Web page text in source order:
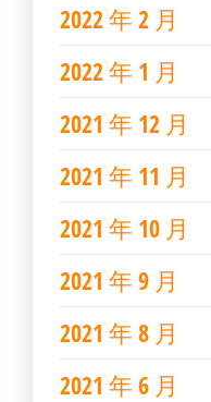
2022 年 2 月
2022 年 1 月
2021 年 12 月
2021 年 11 月
2021 年 10 月
2021 年 9 月
2021 年 8 月
2021 年 6 月